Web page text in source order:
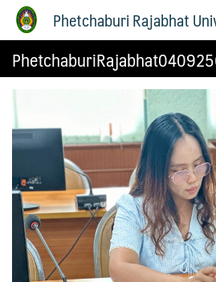
Phetchaburi Rajabhat